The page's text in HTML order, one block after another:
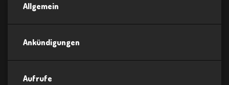
Allgemein
Ankündigungen
Aufrufe